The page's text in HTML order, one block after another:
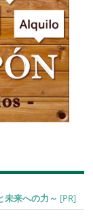
未来への力～ [PR]